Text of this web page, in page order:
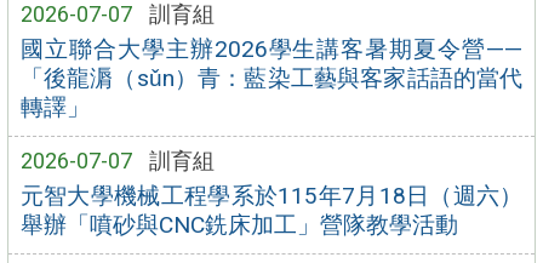
2026-07-07 訓育組
國立聯合大學主辦2026學生講客暑期夏令營——
「後龍漘（sǔn）青：藍染工藝與客家話語的當代
轉譯」
2026-07-07 訓育組
元智大學機械工程學系於115年7月18日（週六）
舉辦「噴砂與CNC銑床加工」營隊教學活動